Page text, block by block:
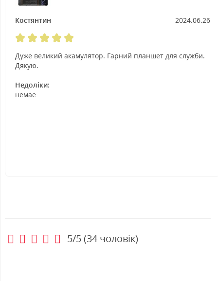
Костянтин 2024.06.26
Дуже великий акамулятор. Гарний планшет для служби.
Дякую.
Недоліки:
немае
5/5(34 чоловік)